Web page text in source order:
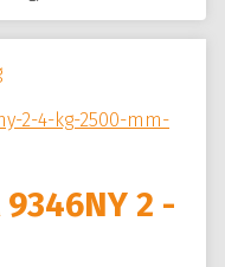
9346NY 2 -